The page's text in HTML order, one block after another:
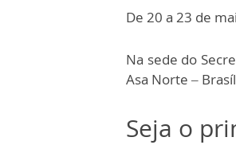
De 20 a 23 de
Na sede do
Asa Norte –
Seja o